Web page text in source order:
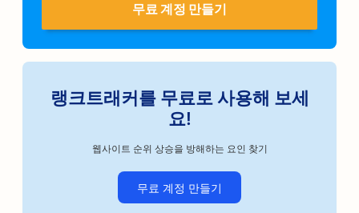
무료 계정 만들기
랭크트래커를 무료로 사용해 보세
요!
웹사이트 순위 상승을 방해하는 요인 찾기
무료 계정 만들기